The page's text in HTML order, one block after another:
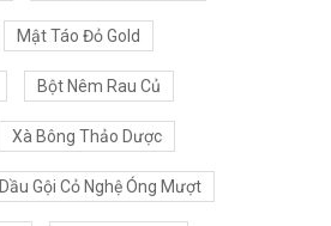
Mật Táo Đỏ Gold
Bột Nêm Rau Củ
Xà Bông Thảo Dược
Dầu Gội Cỏ Nghệ Óng Mượt